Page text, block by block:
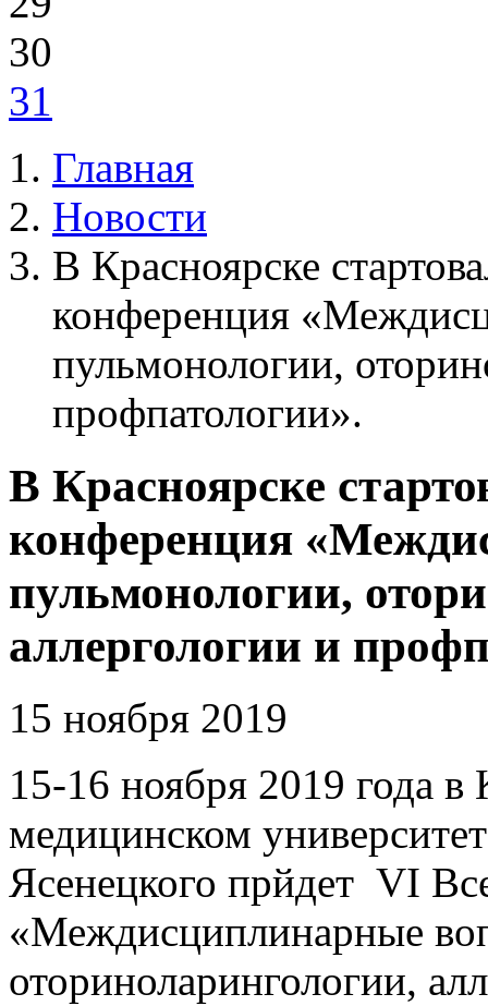
30
31
Главная
Новости
В Красноярске
конференция
пульмонологии,
профпатологии».
В Красноярске
конференция
пульмонологии,
аллергологии и
15 ноября 2019
15-16 ноября 2019 года в
медицинском
Ясенецкого прйдет VI
«Междисциплинарные
оториноларингологии,